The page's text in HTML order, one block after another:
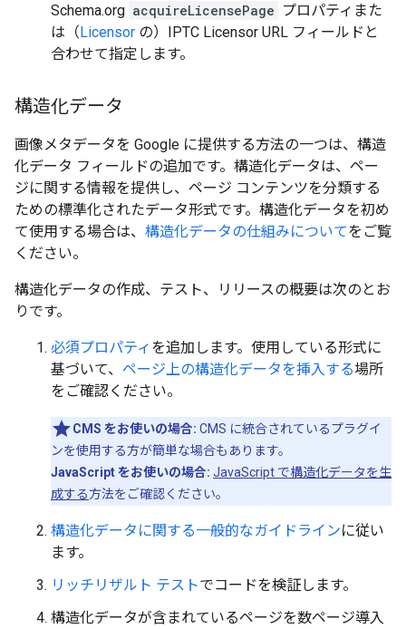
Schema.org acquireLicensePage プロパティまた
は（Licensor の）IPTC Licensor URL フィールドと
合わせて指定します。
構造化データ
画像メタデータを Google に提供する方法の一つは、構造
化データ フィールドの追加です。構造化データは、ペー
ジに関する情報を提供し、ページ コンテンツを分類する
ための標準化されたデータ形式です。構造化データを初め
て使用する場合は、 構造化データの仕組みについてをご覧
ください。
構造化データの作成、テスト、リリースの概要は次のとお
りです。
必須プロパティ を追加します。使用している形式に
基づいて、 ページ上の構造化データを挿入する場所
をご確認ください。
CMS をお使いの場合: CMS に統合されているプラグイ
ンを使用する方が簡単な場合もあります。
JavaScript をお使いの場合: JavaScript で構造化データを生
成する方法をご確認ください。
構造化データに関する一般的なガイドラインに従い
ます。
リッチリザルト テストでコードを検証します。
構造化データが含まれているページを数ページ導入